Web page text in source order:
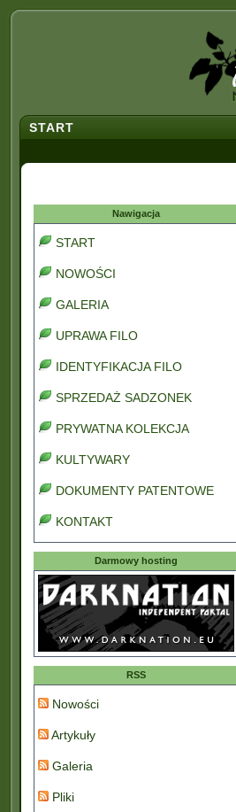
START
Nawigacja
START
NOWOŚCI
GALERIA
UPRAWA FILO
IDENTYFIKACJA FILO
SPRZEDAŻ SADZONEK
PRYWATNA KOLEKCJA
KULTYWARY
DOKUMENTY PATENTOWE
KONTAKT
Darmowy hosting
RSS
Nowości
Artykuły
Galeria
Pliki